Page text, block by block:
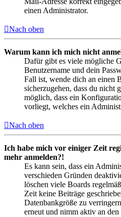
einen Administrator.
Nach oben
Warum kann ich mich nicht
Dafür gibt es viele mögliche
Benutzername und dein
Fall ist, wende dich an einen
sicherzugehen, dass du nicht
möglich, dass ein
vorliegt, welches ein
Nach oben
Ich habe mich vor einiger Zeit
mehr anmelden?!
Es kann sein, dass ein
verschieden Gründen
löschen viele Boards
Zeit keine Beiträge
Datenbankgröße zu
erneut und nimm aktiv an